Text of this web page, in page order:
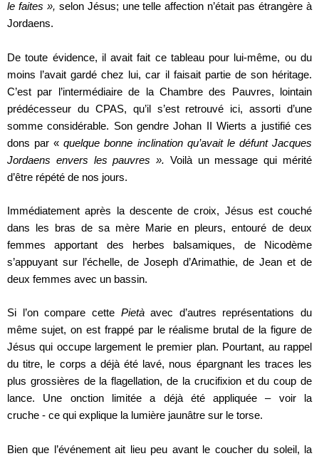
le faites », selon Jésus; une telle affection n’était pas étrangère à
Jordaens.
De toute évidence, il avait fait ce tableau pour lui-même, ou du
moins l’avait gardé chez lui, car il faisait partie de son héritage.
C’est par l’intermédiaire de la Chambre des Pauvres, lointain
prédécesseur du CPAS, qu’il s’est retrouvé ici, assorti d’une
somme considérable. Son gendre Johan II Wierts a justifié ces
dons par « quelque bonne inclination qu’avait le défunt Jacques
Jordaens envers les pauvres ». Voilà un message qui mérité
d’être répété de nos jours.
Immédiatement après la descente de croix, Jésus est couché
dans les bras de sa mère Marie en pleurs, entouré de deux
femmes apportant des herbes balsamiques, de Nicodème
s’appuyant sur l’échelle, de Joseph d’Arimathie, de Jean et de
deux femmes avec un bassin.
Si l’on compare cette Pietàavec d’autres représentations du
même sujet, on est frappé par le réalisme brutal de la figure de
Jésus qui occupe largement le premier plan. Pourtant, au rappel
du titre, le corps a déjà été lavé, nous épargnant les traces les
plus grossières de la flagellation, de la crucifixion et du coup de
lance. Une onction limitée a déjà été appliquée – voir la
cruche ‑ ce qui explique la lumière jaunâtre sur le torse.
Bien que l’événement ait lieu peu avant le coucher du soleil, la